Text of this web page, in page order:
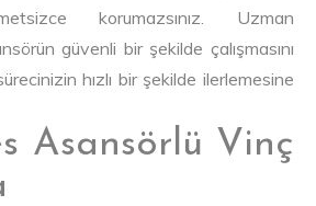
korumazsınız. Uzman
güvenli bir şekilde çalışmasını
hızlı bir şekilde ilerlemesine
Asansörlü Vinç